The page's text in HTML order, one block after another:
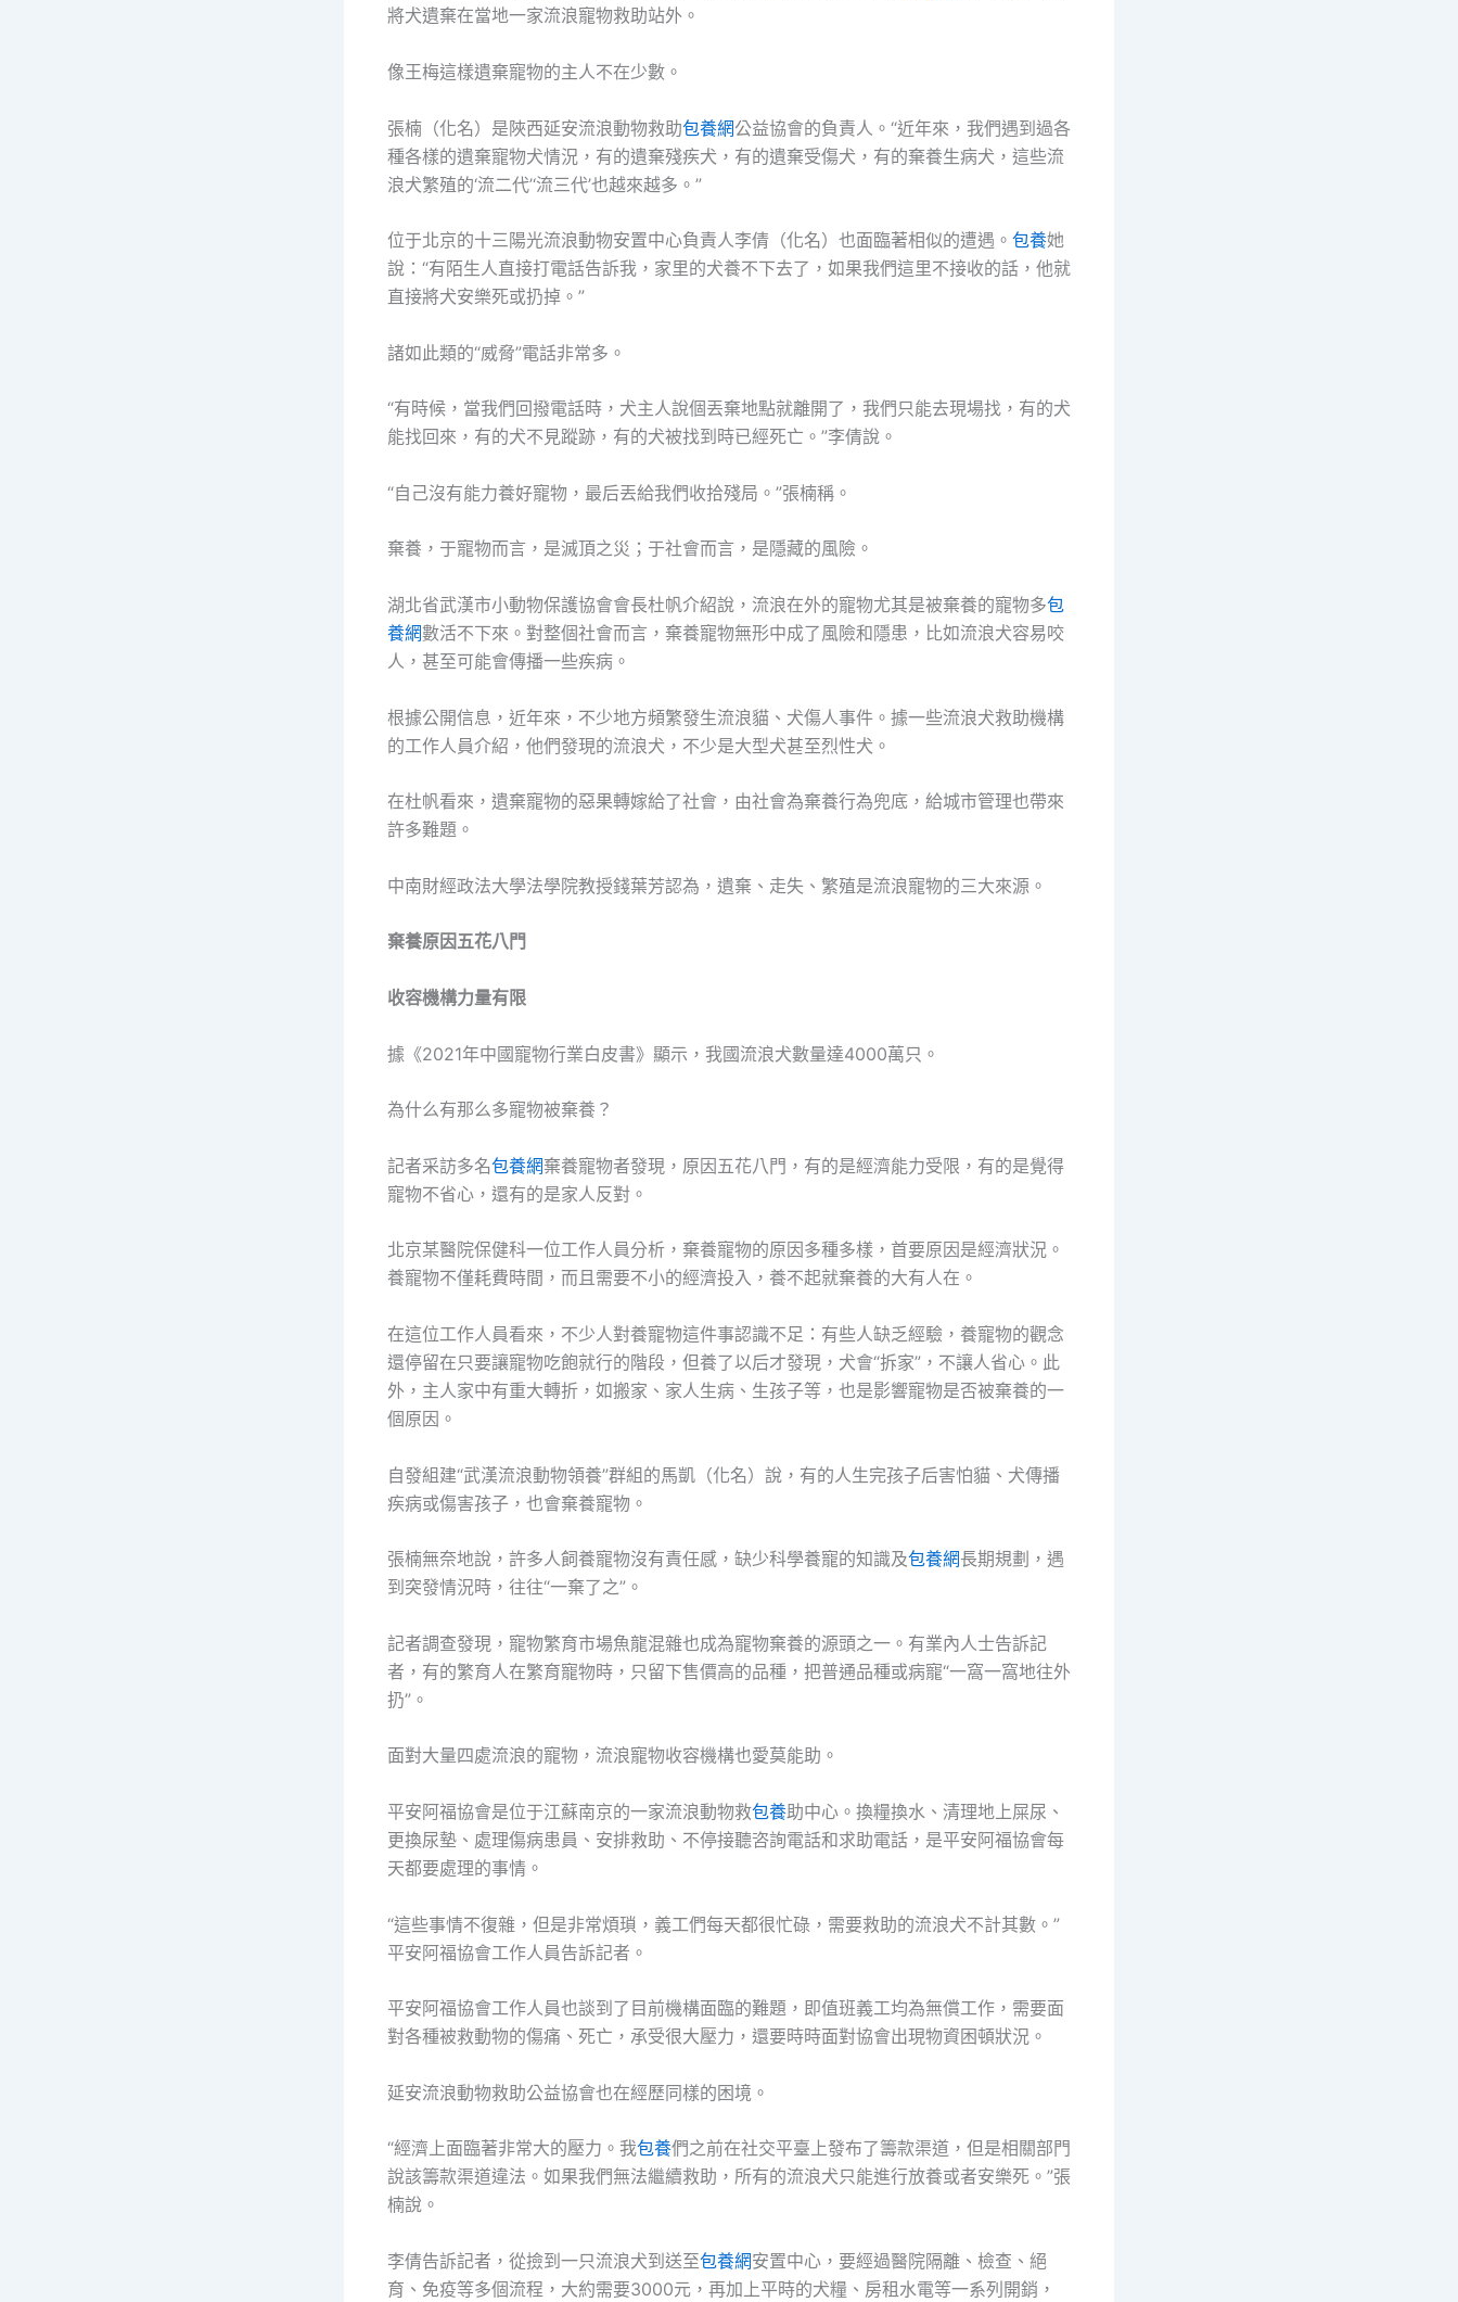
將犬遺棄在當地一家流浪寵物救助站外。
像王梅這樣遺棄寵物的主人不在少數。
張楠（化名）是陜西延安流浪動物救助包養網公益協會的負責人。“近年來，我們遇到過各
種各樣的遺棄寵物犬情況，有的遺棄殘疾犬，有的遺棄受傷犬，有的棄養生病犬，這些流
浪犬繁殖的‘流二代’‘流三代’也越來越多。”
位于北京的十三陽光流浪動物安置中心負責人李倩（化名）也面臨著相似的遭遇。 包養她
說：“有陌生人直接打電話告訴我，家里的犬養不下去了，如果我們這里不接收的話，他就
直接將犬安樂死或扔掉。”
諸如此類的“威脅”電話非常多。
“有時候，當我們回撥電話時，犬主人說個丟棄地點就離開了，我們只能去現場找，有的犬
能找回來，有的犬不見蹤跡，有的犬被找到時已經死亡。”李倩說。
“自己沒有能力養好寵物，最后丟給我們收拾殘局。”張楠稱。
棄養，于寵物而言，是滅頂之災；于社會而言，是隱藏的風險。
湖北省武漢市小動物保護協會會長杜帆介紹說，流浪在外的寵物尤其是被棄養的寵物多包
養網數活不下來。對整個社會而言，棄養寵物無形中成了風險和隱患，比如流浪犬容易咬
人，甚至可能會傳播一些疾病。
根據公開信息，近年來，不少地方頻繁發生流浪貓、犬傷人事件。據一些流浪犬救助機構
的工作人員介紹，他們發現的流浪犬，不少是大型犬甚至烈性犬。
在杜帆看來，遺棄寵物的惡果轉嫁給了社會，由社會為棄養行為兜底，給城市管理也帶來
許多難題。
中南財經政法大學法學院教授錢葉芳認為，遺棄、走失、繁殖是流浪寵物的三大來源。
棄養原因五花八門
收容機構力量有限
據《2021年中國寵物行業白皮書》顯示，我國流浪犬數量達4000萬只。
為什么有那么多寵物被棄養？
記者采訪多名包養網棄養寵物者發現，原因五花八門，有的是經濟能力受限，有的是覺得
寵物不省心，還有的是家人反對。
北京某醫院保健科一位工作人員分析，棄養寵物的原因多種多樣，首要原因是經濟狀況。
養寵物不僅耗費時間，而且需要不小的經濟投入，養不起就棄養的大有人在。
在這位工作人員看來，不少人對養寵物這件事認識不足：有些人缺乏經驗，養寵物的觀念
還停留在只要讓寵物吃飽就行的階段，但養了以后才發現，犬會“拆家”，不讓人省心。此
外，主人家中有重大轉折，如搬家、家人生病、生孩子等，也是影響寵物是否被棄養的一
個原因。
自發組建“武漢流浪動物領養”群組的馬凱（化名）說，有的人生完孩子后害怕貓、犬傳播
疾病或傷害孩子，也會棄養寵物。
張楠無奈地說，許多人飼養寵物沒有責任感，缺少科學養寵的知識及包養網長期規劃，遇
到突發情況時，往往“一棄了之”。
記者調查發現，寵物繁育市場魚龍混雜也成為寵物棄養的源頭之一。有業內人士告訴記
者，有的繁育人在繁育寵物時，只留下售價高的品種，把普通品種或病寵“一窩一窩地往外
扔”。
面對大量四處流浪的寵物，流浪寵物收容機構也愛莫能助。
平安阿福協會是位于江蘇南京的一家流浪動物救包養助中心。換糧換水、清理地上屎尿、
更換尿墊、處理傷病患員、安排救助、不停接聽咨詢電話和求助電話，是平安阿福協會每
天都要處理的事情。
“這些事情不復雜，但是非常煩瑣，義工們每天都很忙碌，需要救助的流浪犬不計其數。”
平安阿福協會工作人員告訴記者。
平安阿福協會工作人員也談到了目前機構面臨的難題，即值班義工均為無償工作，需要面
對各種被救動物的傷痛、死亡，承受很大壓力，還要時時面對協會出現物資困頓狀況。
延安流浪動物救助公益協會也在經歷同樣的困境。
“經濟上面臨著非常大的壓力。我包養們之前在社交平臺上發布了籌款渠道，但是相關部門
說該籌款渠道違法。如果我們無法繼續救助，所有的流浪犬只能進行放養或者安樂死。”張
楠說。
李倩告訴記者，從撿到一只流浪犬到送至包養網安置中心，要經過醫院隔離、檢查、絕
育、免疫等多個流程，大約需要3000元，再加上平時的犬糧、房租水電等一系列開銷，